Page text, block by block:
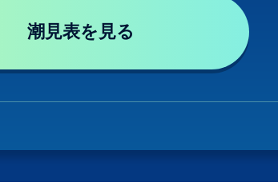
潮見表を見る